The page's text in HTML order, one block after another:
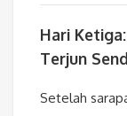
Hari
Terjun
Setelah